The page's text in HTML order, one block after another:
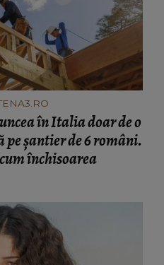
în Italia doar de o
pe şantier de 6 români.
închisoarea